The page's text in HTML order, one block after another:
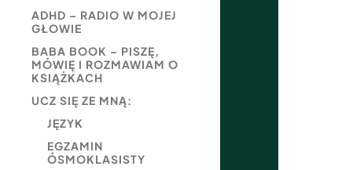
ADHD – RADIO W MOJEJ
GŁOWIE
BABA BOOK – PISZĘ,
MÓWIĘ I ROZMAWIAM O
KSIĄŻKACH
UCZ SIĘ ZE MNĄ:
JĘZYK
EGZAMIN
ÓSMOKLASISTY